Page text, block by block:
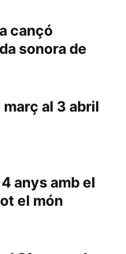
cançó
sonora de
al 3 abril
anys amb el
el món